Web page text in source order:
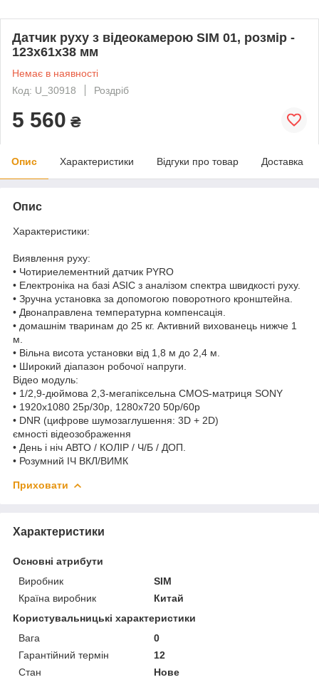
Датчик руху з відеокамерою SIM 01, розмір -
123х61х38 мм
Немає в наявності
Код: U_30918
Роздріб
5 560 ₴
Опис Характеристики Відгуки про товар Доставка
Опис
Характеристики:
Виявлення руху:
• Чотириелементний датчик PYRO
• Електроніка на базі ASIC з аналізом спектра швидкості руху.
• Зручна установка за допомогою поворотного кронштейна.
• Двонаправлена температурна компенсація.
• домашнім тваринам до 25 кг. Активний вихованець нижче 1
м.
• Вільна висота установки від 1,8 м до 2,4 м.
• Широкий діапазон робочої напруги.
Відео модуль:
• 1/2,9-дюймова 2,3-мегапіксельна CMOS-матриця SONY
• 1920x1080 25p/30p, 1280x720 50p/60p
• DNR (цифрове шумозаглушення: 3D + 2D)
ємності відеозображення
• День і ніч АВТО / КОЛІР / Ч/Б / ДОП.
• Розумний ІЧ ВКЛ/ВИМК
Приховати
Характеристики
Основні атрибути
Виробник
SIM
Країна виробник
Китай
Користувальницькі характеристики
Вага
0
Гарантійний термін
12
Стан
Нове